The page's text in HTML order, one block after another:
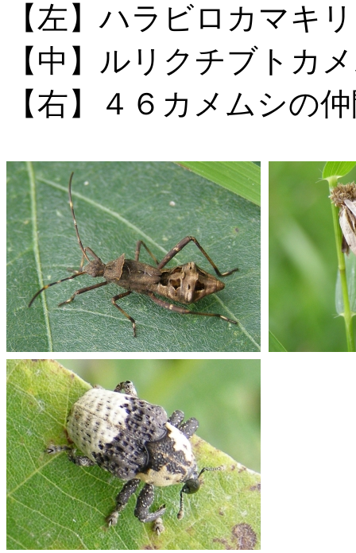
【左】ハラビロカマキリ
【中】ルリクチブトカ
【右】４６カメムシの